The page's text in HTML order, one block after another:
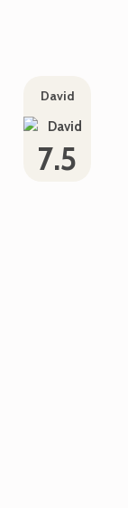
David
7.5